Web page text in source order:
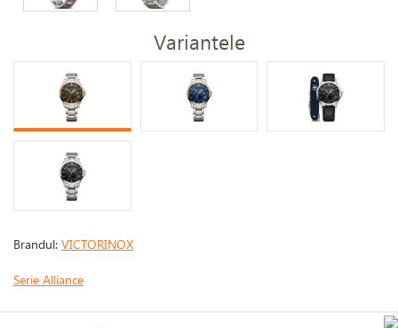
Variantele
Brandul: VICTORINOX
Serie Alliance